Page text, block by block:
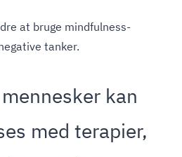
at bruge mindfulness-
tanker.
kan
med terapier,